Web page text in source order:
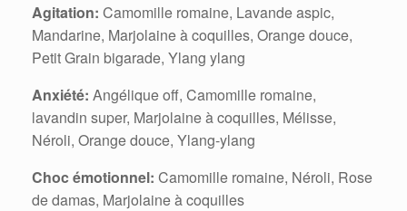
Agitation: Camomille romaine, Lavande aspic,
Mandarine, Marjolaine à coquilles, Orange douce,
Petit Grain bigarade, Ylang ylang
Anxiété: Angélique off, Camomille romaine,
lavandin super, Marjolaine à coquilles, Mélisse,
Néroli, Orange douce, Ylang-ylang
Choc émotionnel: Camomille romaine, Néroli, Rose
de damas, Marjolaine à coquilles